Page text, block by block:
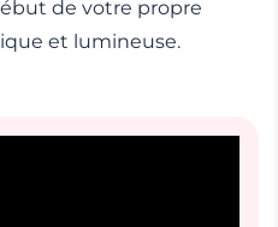
de votre propre
et lumineuse.